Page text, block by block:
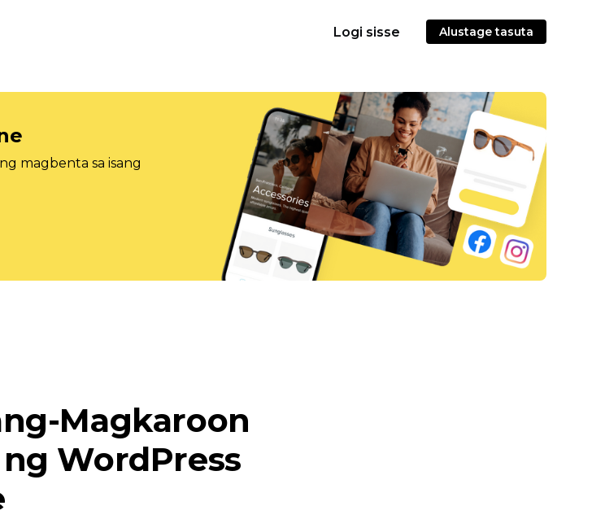
Logi sisse Alustage tasuta
magbenta sa isang
Magkaroon
WordPress